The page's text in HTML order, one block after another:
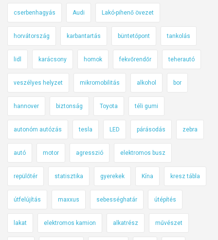
cserbenhagyás Audi Lakó-pihenő övezet
horvátország karbantartás büntetőpont tankolás
lidl karácsony homok fekvőrendőr teherautó
veszélyes helyzet mikromobilitás alkohol bor
hannover biztonság Toyota téli gumi
autonóm autózás tesla LED párásodás zebra
autó motor agresszió elektromos busz
repülőtér statisztika gyerekek Kína kresz tábla
útfelújítás maxxus sebességhatár útépítés
lakat elektromos kamion alkatrész művészet